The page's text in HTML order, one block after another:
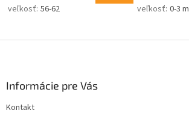
56-62 0-3
Informácie pre Vás
Kontakt